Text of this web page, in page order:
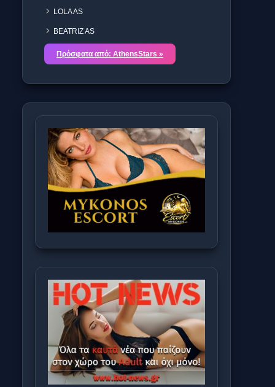
LOLA AS
BEATRIZ AS
Πρόσφατα από: AthensStars »